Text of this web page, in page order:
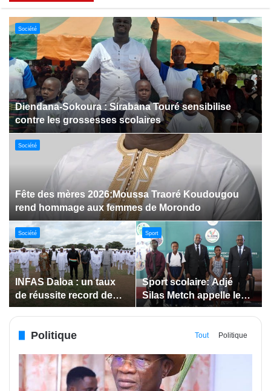
Culture
Dabakala:Le festival FEMUDA 2.0 dévoile des
innovations porteuses d’espoir pour la jeunesse
Sport
Jeux paralympiques de 2028 :
Société
Bodokro : 30 élèves
célébrés à la Journée de
l’Excellence du Lycée
Société
Insertion des jeunes: La
Côte d’Ivoire renforce le
suivi des conventions
Politique Tout Politique